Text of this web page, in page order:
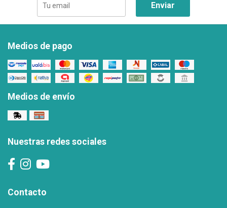
Enviar
Medios de pago
Medios de envío
Nuestras redes sociales
Contacto